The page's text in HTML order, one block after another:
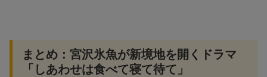
まとめ：宮沢氷魚が新境地を開くドラマ
「しあわせは食べて寝て待て」